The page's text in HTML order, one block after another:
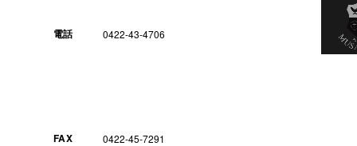
電話 0422-43-4706
FAX 0422-45-7291